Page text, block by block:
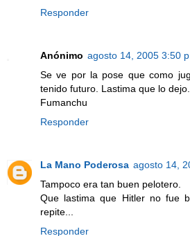
Responder
Anónimo agosto 14, 2005 3:50
Se ve por la pose que como
tenido futuro. Lastima que lo dejo.
Fumanchu
Responder
La Mano Poderosa agosto 14,
Tampoco era tan buen pelotero.
Que lastima que Hitler no fue
repite...
Responder